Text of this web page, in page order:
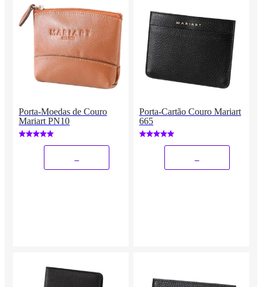
Porta-Moedas de Couro
Mariart PN10
Porta-Cartão Couro Mariart
665